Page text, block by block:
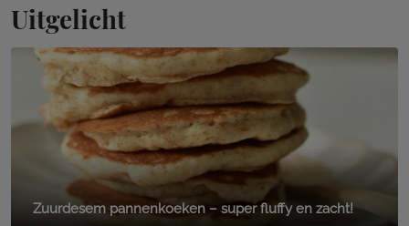
Uitgelicht
Zuurdesem pannenkoeken – super fluffy en zacht!